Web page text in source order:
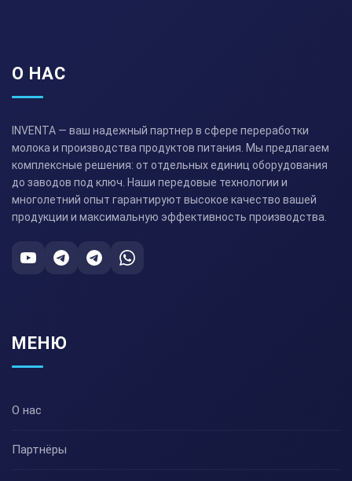
О НАС
INVENTA — ваш надежный партнер в сфере переработки
молока и производства продуктов питания. Мы предлагаем
комплексные решения: от отдельных единиц оборудования
до заводов под ключ. Наши передовые технологии и
многолетний опыт гарантируют высокое качество вашей
продукции и максимальную эффективность производства.
МЕНЮ
О нас
Партнёры